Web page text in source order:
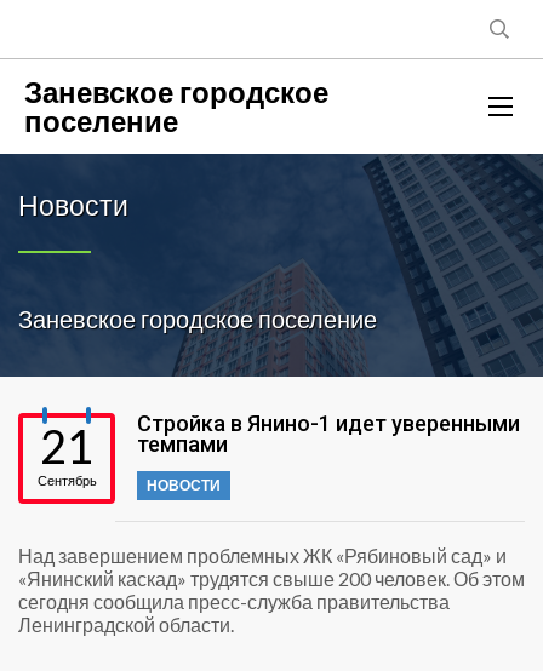
Заневское городское
поселение
Новости
Заневское городское поселение
21
Сентябрь
Стройка в Янино-1 идет уверенными
темпами
НОВОСТИ
Над завершением проблемных ЖК «Рябиновый сад» и
«Янинский каскад» трудятся свыше 200 человек. Об этом
сегодня сообщила пресс-служба правительства
Ленинградской области.